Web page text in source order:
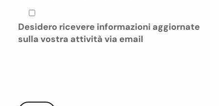
Desidero ricevere informazioni aggiornate
sulla vostra attività via email